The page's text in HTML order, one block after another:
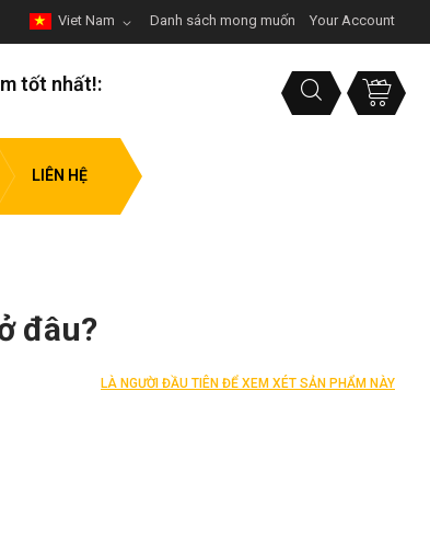
Danh sách mong muốn Your Account
Viet Nam
tốt nhất!:
LIÊN HỆ
đâu?
LÀ NGƯỜI ĐẦU TIÊN ĐỂ XEM XÉT SẢN PHẨM NÀY